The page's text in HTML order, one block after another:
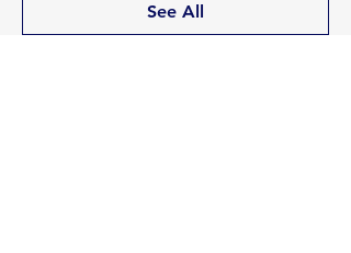
See All